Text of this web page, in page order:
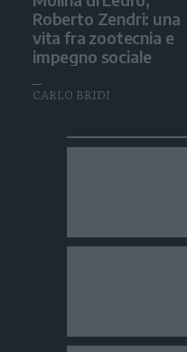
Roberto Zendri: una
vita fra zootecnia e
impegno sociale
CARLO BRIDI